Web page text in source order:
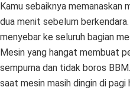
Kamu sebaiknya memanaskan
dua menit sebelum
menyebar ke seluruh bagian
Mesin yang hangat membuat
sempurna dan tidak boros
saat mesin masih dingin di pagi